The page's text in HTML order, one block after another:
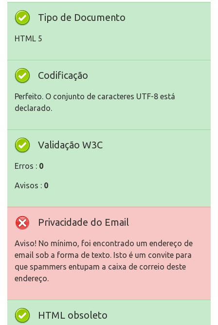
Tipo de Documento
HTML 5
Codificação
Perfeito. O conjunto de caracteres UTF-8 está
declarado.
Validação W3C
Erros : 0
Avisos : 0
Privacidade do Email
Aviso! No mínimo, foi encontrado um endereço de
email sob a forma de texto. Isto é um convite para
que spammers entupam a caixa de correio deste
endereço.
HTML obsoleto